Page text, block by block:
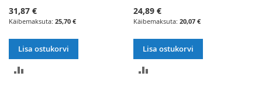
31,87 €
25,70 €
Lisa ostukorvi
24,89 €
20,07 €
Lisa ostukorvi